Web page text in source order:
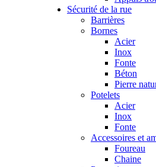
Sécurité de la rue
Barrières
Bornes
Acier
Inox
Fonte
Béton
Pierre
Potelets
Acier
Inox
Fonte
Accessoires et
Foureau
Chaine